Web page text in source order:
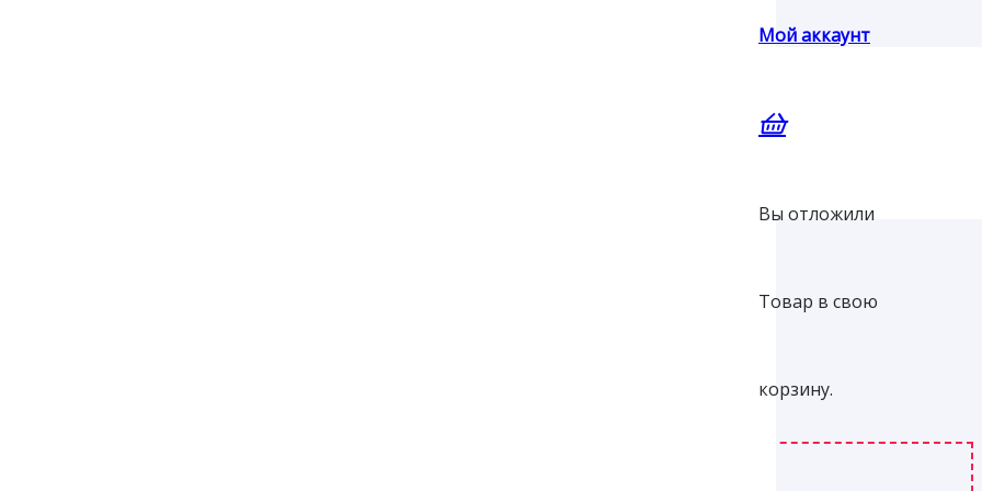
Мой аккаунт
Вы отложили
Товар в свою
корзину.
Tozzi,